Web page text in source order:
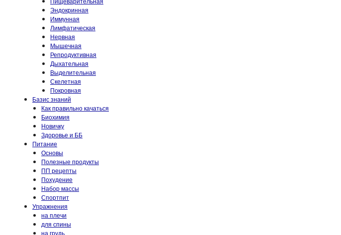
Эндокринная
Иммунная
Лимфатическая
Нервная
Мышечная
Репродуктивная
Дыхательная
Выделительная
Скелетная
Покровная
Базис знаний
Как правильно качаться
Биохимия
Новичку
Здоровье и ББ
Питание
Основы
Полезные продукты
ПП рецепты
Похудение
Набор массы
Спортпит
Упражнения
на плечи
для спины
на грудь